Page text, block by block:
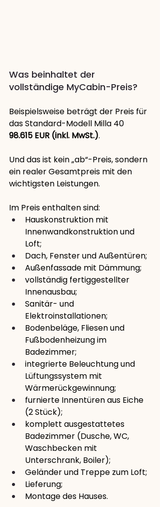
Was beinhaltet der
vollständige MyCabin-Preis?
Beispielsweise beträgt der Preis für
das Standard-Modell Milla 40
98.615 EUR (inkl. MwSt.).
Und das ist kein „ab“-Preis, sondern
ein realer Gesamtpreis mit den
wichtigsten Leistungen.
Im Preis enthalten sind:
Hauskonstruktion mit
Innenwandkonstruktion und
Loft;
Dach, Fenster und Außentüren;
Außenfassade mit Dämmung;
vollständig fertiggestellter
Innenausbau;
Sanitär- und
Elektroinstallationen;
Bodenbeläge, Fliesen und
Fußbodenheizung im
Badezimmer;
integrierte Beleuchtung und
Lüftungssystem mit
Wärmerückgewinnung;
furnierte Innentüren aus Eiche
(2 Stück);
komplett ausgestattetes
Badezimmer (Dusche, WC,
Waschbecken mit
Unterschrank, Boiler);
Geländer und Treppe zum Loft;
Lieferung;
Montage des Hauses.